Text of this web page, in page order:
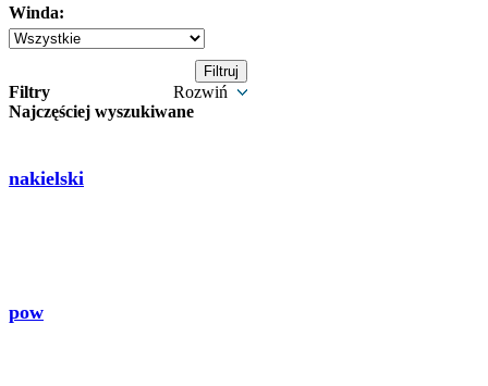
Winda:
Filtry
Rozwiń
Najczęściej wyszukiwane
nakielski
pow